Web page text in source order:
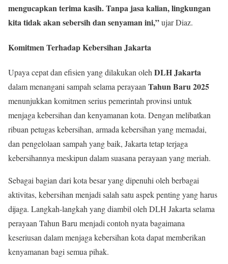
mengucapkan terima kasih. Tanpa jasa kalian, lingkungan
kita tidak akan sebersih dan senyaman ini,”ujar Diaz.
Komitmen Terhadap Kebersihan Jakarta
Upaya cepat dan efisien yang dilakukan olehDLH Jakarta
dalam menangani sampah selama perayaanTahun Baru 2025
menunjukkan komitmen serius pemerintah provinsi untuk
menjaga kebersihan dan kenyamanan kota. Dengan melibatkan
ribuan petugas kebersihan, armada kebersihan yang memadai,
dan pengelolaan sampah yang baik, Jakarta tetap terjaga
kebersihannya meskipun dalam suasana perayaan yang meriah.
Sebagai bagian dari kota besar yang dipenuhi oleh berbagai
aktivitas, kebersihan menjadi salah satu aspek penting yang harus
dijaga. Langkah-langkah yang diambil oleh DLH Jakarta selama
perayaan Tahun Baru menjadi contoh nyata bagaimana
keseriusan dalam menjaga kebersihan kota dapat memberikan
kenyamanan bagi semua pihak.